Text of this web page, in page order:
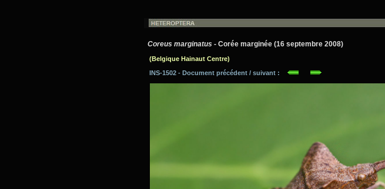
Coreus marginatus - Corée marginée (16 septembre 2008)
(Belgique Hainaut Centre)
INS-1502 - Document précédent / suivant :